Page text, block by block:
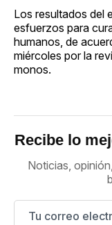
Los resultados del
esfuerzos para
humanos, de
miércoles por la
monos.
Recibe lo
Noticias,